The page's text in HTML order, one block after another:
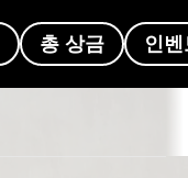
총 상금 인